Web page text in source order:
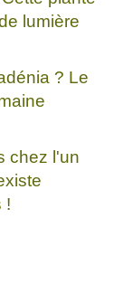
lumière
? Le
chez l'un
!